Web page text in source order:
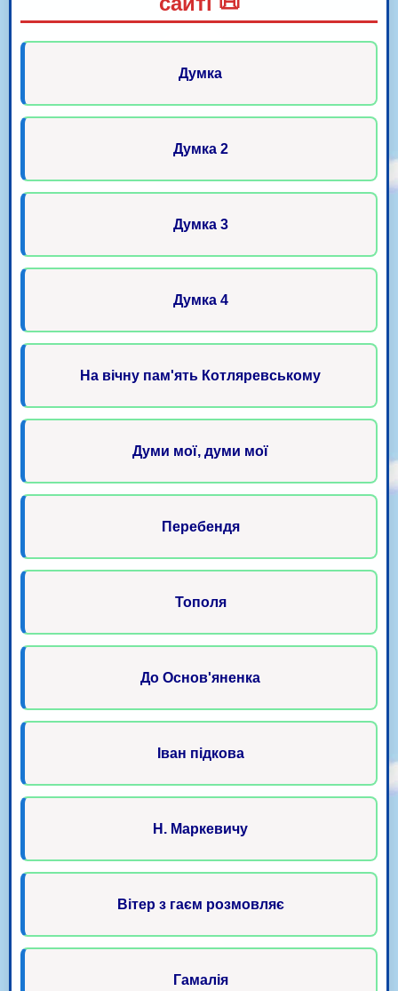
Думка
Думка 2
Думка 3
Думка 4
На вічну пам'ять Котляревському
Думи мої, думи мої
Перебендя
Тополя
До Основ'яненка
Іван підкова
Н. Маркевичу
Вітер з гаєм розмовляє
Гамалія